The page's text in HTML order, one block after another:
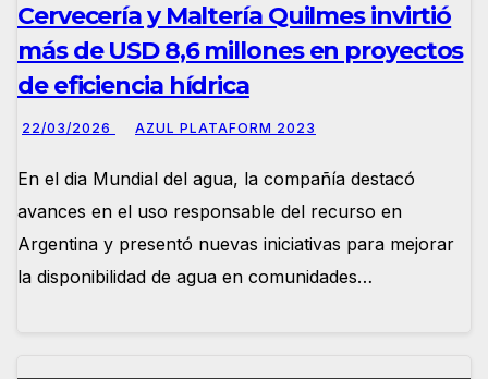
Cervecería y Maltería Quilmes invirtió
más de USD 8,6 millones en proyectos
de eficiencia hídrica
22/03/2026 AZUL PLATAFORM 2023
En el dia Mundial del agua, la compañía destacó
avances en el uso responsable del recurso en
Argentina y presentó nuevas iniciativas para mejorar
la disponibilidad de agua en comunidades…